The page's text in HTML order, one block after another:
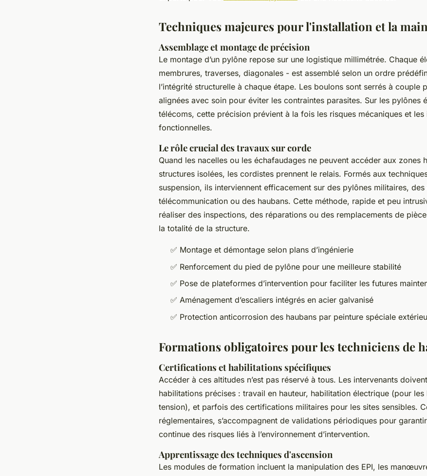
Techniques majeures pour l'installation et la
Assemblage et montage de précision
Le montage d’un pylône repose sur une logistique millimétrée. Chaque
membrures, traverses, diagonales - est assemblé selon un ordre
l’intégrité structurelle à chaque étape. Les boulons sont serrés à couple
alignées avec soin pour éviter les contraintes parasites. Sur les pylônes
télécoms, cette précision prévient à la fois les risques mécaniques et les
fonctionnelles.
Le rôle crucial des travaux sur corde
Quand les nacelles ou les échafaudages ne peuvent accéder aux zones
structures isolées, les cordistes prennent le relais. Formés aux
suspension, ils interviennent efficacement sur des pylônes militaires,
télécommunication ou des haubans. Cette méthode, rapide et peu
réaliser des inspections, des réparations ou des remplacements de
la totalité de la structure.
✅ Montage et démontage selon plans d’ingénierie
✅ Renforcement du pied de pylône pour une meilleure stabilité
✅ Pose de plateformes d’intervention pour faciliter les futures
✅ Aménagement d’escaliers intégrés en acier galvanisé
✅ Protection anticorrosion des haubans par peinture spéciale
Formations obligatoires pour les techniciens de
Certifications et habilitations spécifiques
Accéder à ces altitudes n’est pas réservé à tous. Les intervenants
habilitations précises : travail en hauteur, habilitation électrique (pour les
tension), et parfois des certifications militaires pour les sites sensibles.
réglementaires, s’accompagnent de validations périodiques pour
continue des risques liés à l’environnement d’intervention.
Apprentissage des techniques d'ascension
Les modules de formation incluent la manipulation des EPI, les